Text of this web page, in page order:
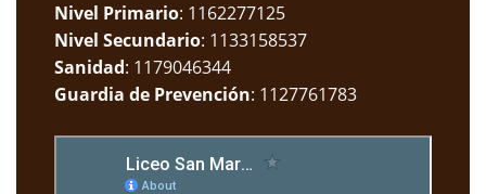
Nivel Primario: 1162277125
Nivel Secundario: 1133158537
Sanidad: 1179046344
Guardia de Prevención: 1127761783